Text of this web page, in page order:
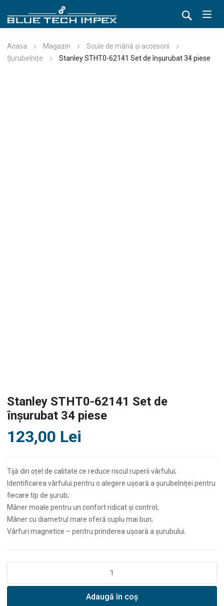
Acasa Magazin
Scule de mână și accesorii
Șurubelnițe
Stanley STHT0-62141 Set de înșurubat 34 piese
Stanley STHT0-62141 Set de
înșurubat 34 piese
123,00 Lei
Tijă din oțel de calitate ce reduce riscul ruperii vârfului;
Identificarea vârfului pentru o alegere ușoară a șurubelniței pentru
fiecare tip de șurub;
Mâner moale pentru un confort ridicat și control;
Mâner cu diametrul mare oferă cuplu mai bun;
Vârfuri magnetice – pentru prinderea ușoară a șurubului.
STHT0-
Adaugă în coș